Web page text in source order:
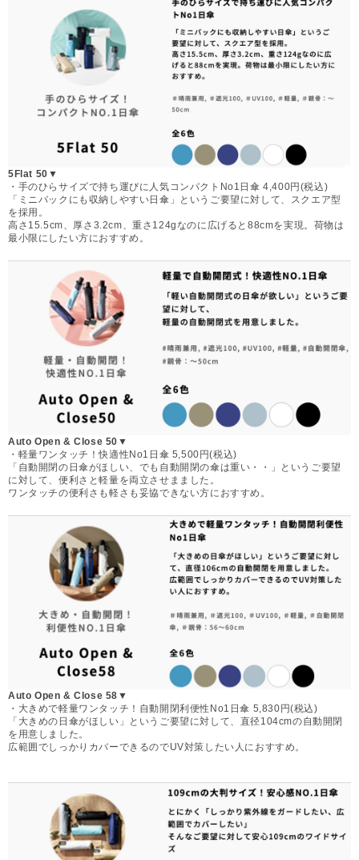
5Flat 50▼
・手のひらサイズで持ち運びに人気コンパクトNo1日傘 4,400円(税込)
「ミニバックにも収納しやすい日傘」というご要望に対して、スクエア型
を採用。
高さ15.5cm、厚さ3.2cm、重さ124gなのに広げると88cmを実現。荷物は
最小限にしたい方におすすめ。
Auto Open & Close 50▼
・軽量ワンタッチ！快適性No1日傘 5,500円(税込)
「自動開閉の日傘がほしい、でも自動開閉の傘は重い・・」というご要望
に対して、便利さと軽量を両立させまました。
ワンタッチの便利さも軽さも妥協できない方におすすめ。
Auto Open & Close 58▼
・大きめで軽量ワンタッチ！自動開閉利便性No1日傘 5,830円(税込)
「大きめの日傘がほしい」というご要望に対して、直径104cmの自動開閉
を用意しました。
広範囲でしっかりカバーできるのでUV対策したい人におすすめ。